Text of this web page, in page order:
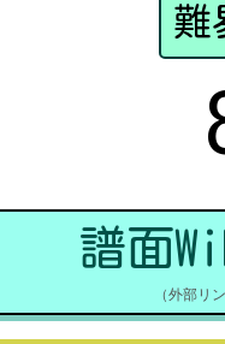
難
譜面
（外部リ